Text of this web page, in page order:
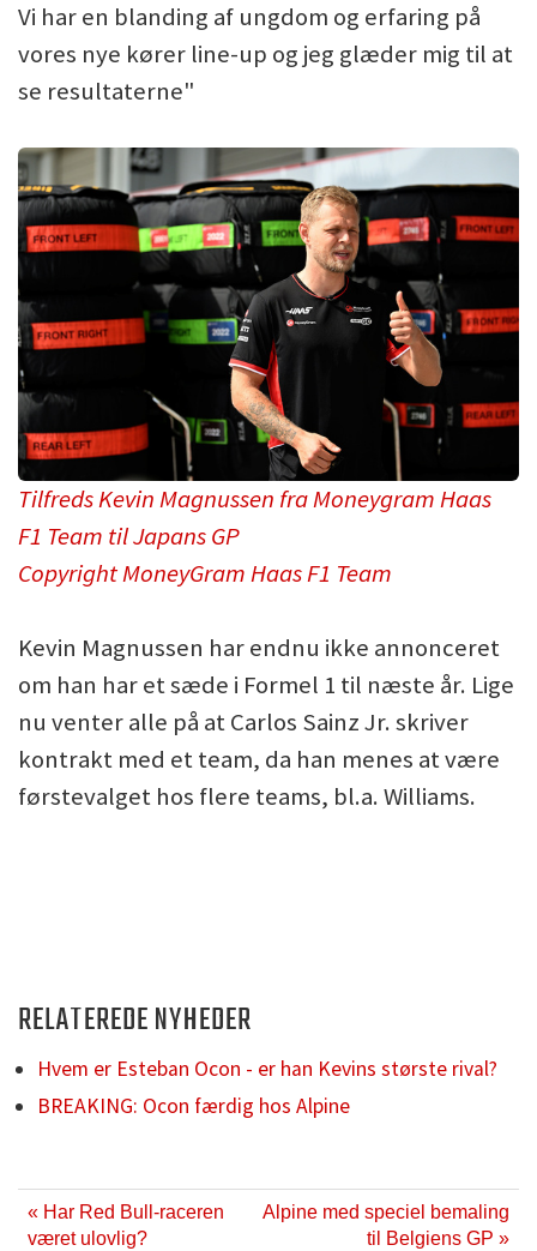
Vi har en blanding af ungdom og erfaring på
vores nye kører line-up og jeg glæder mig til at
se resultaterne"
Tilfreds Kevin Magnussen fra Moneygram Haas
F1 Team til Japans GP
Copyright MoneyGram Haas F1 Team
Kevin Magnussen har endnu ikke annonceret
om han har et sæde i Formel 1 til næste år. Lige
nu venter alle på at Carlos Sainz Jr. skriver
kontrakt med et team, da han menes at være
førstevalget hos flere teams, bl.a. Williams.
RELATEREDE NYHEDER
Hvem er Esteban Ocon - er han Kevins største rival?
BREAKING: Ocon færdig hos Alpine
« Har Red Bull-raceren
været ulovlig?
Alpine med speciel bemaling
til Belgiens GP »